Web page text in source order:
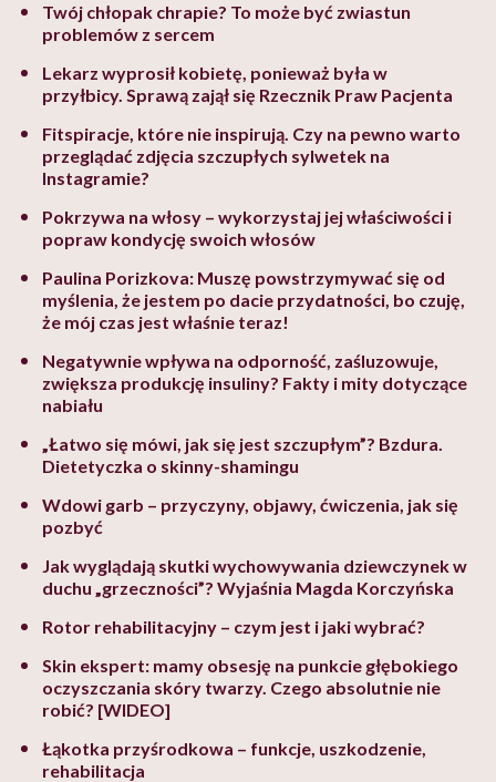
Twój chłopak chrapie? To może być zwiastun
problemów z sercem
Lekarz wyprosił kobietę, ponieważ była w
przyłbicy. Sprawą zajął się Rzecznik Praw Pacjenta
Fitspiracje, które nie inspirują. Czy na pewno warto
przeglądać zdjęcia szczupłych sylwetek na
Instagramie?
Pokrzywa na włosy – wykorzystaj jej właściwości i
popraw kondycję swoich włosów
Paulina Porizkova: Muszę powstrzymywać się od
myślenia, że jestem po dacie przydatności, bo czuję,
że mój czas jest właśnie teraz!
Negatywnie wpływa na odporność, zaśluzowuje,
zwiększa produkcję insuliny? Fakty i mity dotyczące
nabiału
„Łatwo się mówi, jak się jest szczupłym”? Bzdura.
Dietetyczka o skinny-shamingu
Wdowi garb – przyczyny, objawy, ćwiczenia, jak się
pozbyć
Jak wyglądają skutki wychowywania dziewczynek w
duchu „grzeczności”? Wyjaśnia Magda Korczyńska
Rotor rehabilitacyjny – czym jest i jaki wybrać?
Skin ekspert: mamy obsesję na punkcie głębokiego
oczyszczania skóry twarzy. Czego absolutnie nie
robić? [WIDEO]
Łąkotka przyśrodkowa – funkcje, uszkodzenie,
rehabilitacja